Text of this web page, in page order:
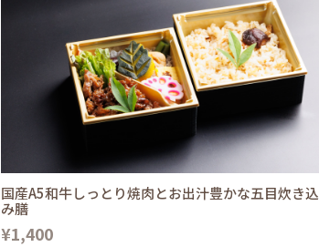
国産A5和牛しっとり焼肉とお出汁豊かな五目炊き込
み膳
¥1,400